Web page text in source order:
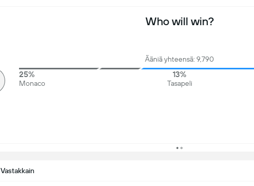
Who will win?
Ääniä yhteensä: 9,790
25%
Monaco
13%
Tasapeli
Vastakkain